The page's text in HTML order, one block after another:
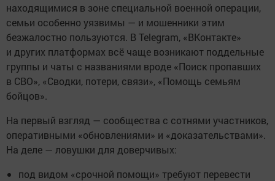
находящимися в зоне специальной военной операции,
семьи особенно уязвимы — и мошенники этим
безжалостно пользуются. В Telegram, «ВКонтакте»
и других платформах всё чаще возникают поддельные
группы и чаты с названиями вроде «Поиск пропавших
в СВО», «Сводки, потери, связи», «Помощь семьям
бойцов».
На первый взгляд — сообщества с сотнями участников,
оперативными «обновлениями» и «доказательствами».
На деле — ловушки для доверчивых:
под видом «срочной помощи» требуют перевести